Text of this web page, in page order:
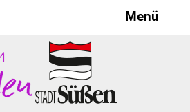
Menü
Stadt & Politik
Bürgermeister